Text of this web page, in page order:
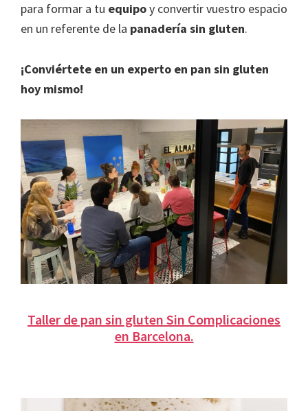
para formar a tu equipoy convertir vuestro espacio
en un referente de la panadería sin gluten.
¡Conviértete en un experto en pan sin gluten
hoy mismo!
Taller de pan sin gluten Sin Complicaciones
en Barcelona.